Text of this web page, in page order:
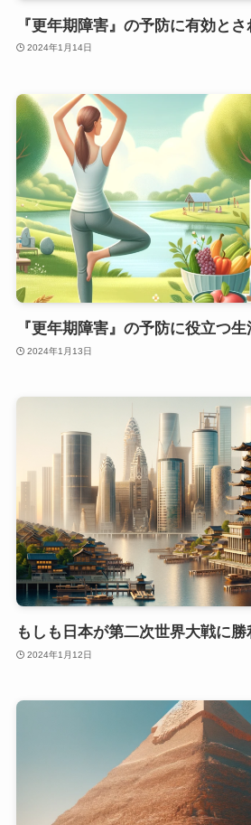
『更年期障害』の予防に有効と
2024年1月14日
『更年期障害』の予防に役立つ
2024年1月13日
もしも日本が第二次世界大戦に
2024年1月12日